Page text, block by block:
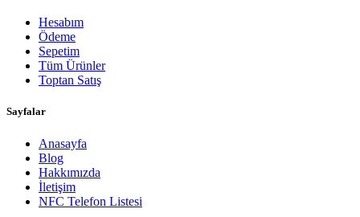
Hesabım
Ödeme
Sepetim
Tüm Ürünler
Toptan Satış
Sayfalar
Anasayfa
Blog
Hakkımızda
İletişim
NFC Telefon Listesi